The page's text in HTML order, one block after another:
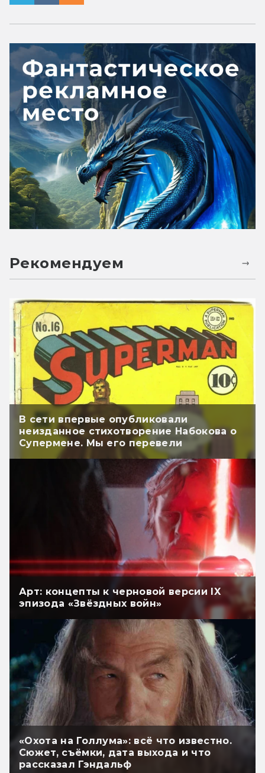
Рекомендуем
В сети впервые опубликовали
неизданное стихотворение Набокова о
Супермене. Мы его перевели
Арт: концепты к черновой версии IX
эпизода «Звёздных войн»
«Охота на Голлума»: всё что известно.
Сюжет, съёмки, дата выхода и что
рассказал Гэндальф